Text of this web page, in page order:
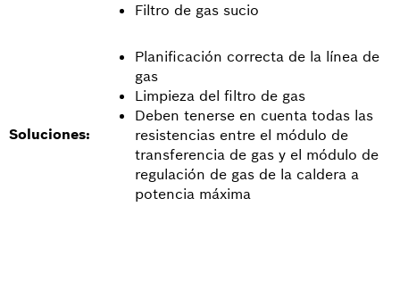
Filtro de gas sucio
Soluciones:
Planificación correcta de la línea de
gas
Limpieza del filtro de gas
Deben tenerse en cuenta todas las
resistencias entre el módulo de
transferencia de gas y el módulo de
regulación de gas de la caldera a
potencia máxima